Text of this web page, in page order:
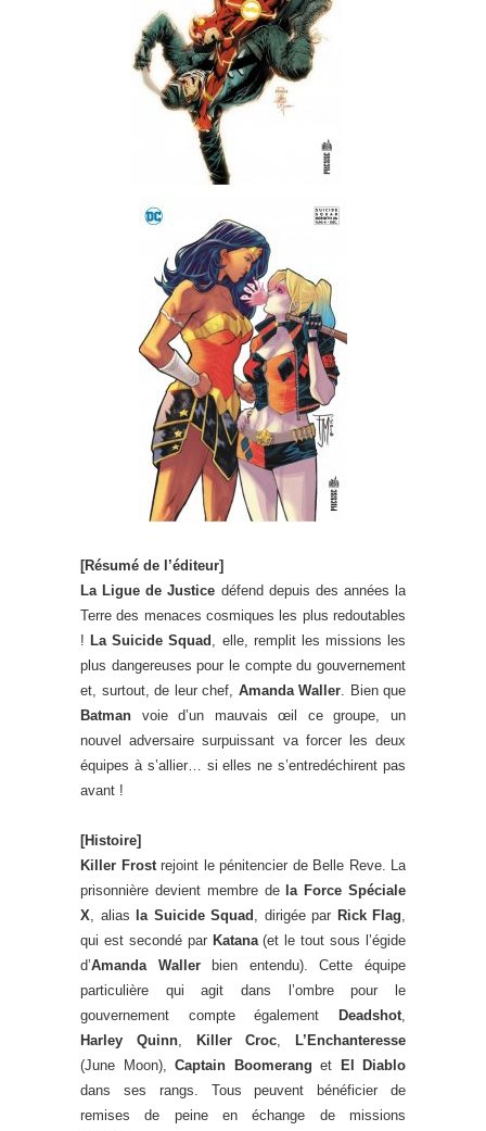
[Résumé de l’éditeur]
La Ligue de Justice défend depuis des années la
Terre des menaces cosmiques les plus redoutables
! La Suicide Squad , elle, remplit les missions les
plus dangereuses pour le compte du gouvernement
et, surtout, de leur chef, Amanda Waller. Bien que
Batman voie d’un mauvais œil ce groupe, un
nouvel adversaire surpuissant va forcer les deux
équipes à s’allier… si elles ne s’entredéchirent pas
avant !
[Histoire]
Killer Frostrejoint le pénitencier de Belle Reve. La
prisonnière devient membre de la Force Spéciale
X, alias la Suicide Squad , dirigée par Rick Flag,
qui est secondé par Katana(et le tout sous l’égide
d’Amanda Wallerbien entendu). Cette équipe
particulière qui agit dans l’ombre pour le
gouvernement compte également
Deadshot,
Harley Quinn, Killer Croc,
L’Enchanteresse
(June Moon), Captain Boomerang et
El Diablo
dans ses rangs. Tous peuvent bénéficier de
remises de peine en échange de missions